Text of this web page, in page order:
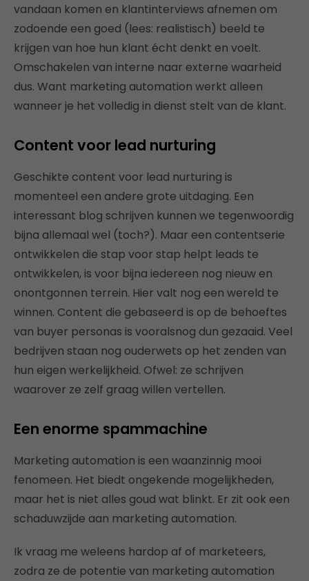
vandaan komen en klantinterviews afnemen om
zodoende een goed (lees: realistisch) beeld te
krijgen van hoe hun klant écht denkt en voelt.
Omschakelen van interne naar externe waarheid
dus. Want marketing automation werkt alleen
wanneer je het volledig in dienst stelt van de klant.
Content voor lead nurturing
Geschikte content voor lead nurturing is
momenteel een andere grote uitdaging. Een
interessant blog schrijven kunnen we tegenwoordig
bijna allemaal wel (toch?). Maar een contentserie
ontwikkelen die stap voor stap helpt leads te
ontwikkelen, is voor bijna iedereen nog nieuw en
onontgonnen terrein. Hier valt nog een wereld te
winnen. Content die gebaseerd is op de behoeftes
van buyer personas is vooralsnog dun gezaaid. Veel
bedrijven staan nog ouderwets op het zenden van
hun eigen werkelijkheid. Ofwel: ze schrijven
waarover ze zelf graag willen vertellen.
Een enorme spammachine
Marketing automation is een waanzinnig mooi
fenomeen. Het biedt ongekende mogelijkheden,
maar het is niet alles goud wat blinkt. Er zit ook een
schaduwzijde aan marketing automation.
Ik vraag me weleens hardop af of marketeers,
zodra ze de potentie van marketing automation